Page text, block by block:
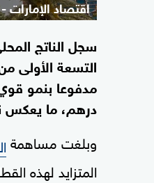
اقتصاد
درهم، ما يعكس
وبلغت مساهمة
المتزايد لهذه